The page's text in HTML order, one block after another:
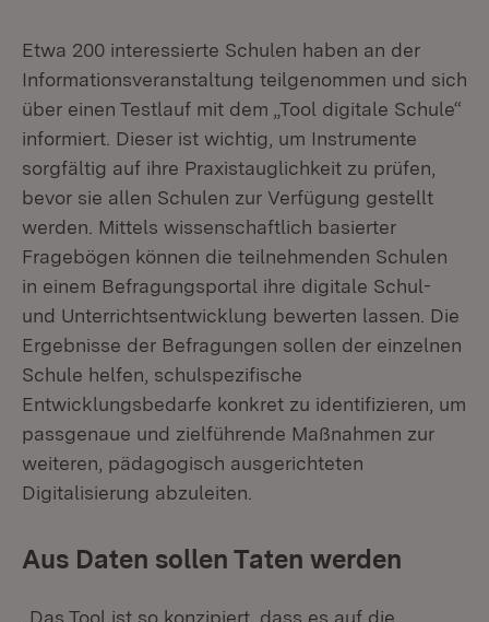
Etwa 200 interessierte Schulen haben an der
Informationsveranstaltung teilgenommen und sich
über einen Testlauf mit dem „Tool digitale Schule“
informiert. Dieser ist wichtig, um Instrumente
sorgfältig auf ihre Praxistauglichkeit zu prüfen,
bevor sie allen Schulen zur Verfügung gestellt
werden. Mittels wissenschaftlich basierter
Fragebögen können die teilnehmenden Schulen
in einem Befragungsportal ihre digitale Schul-
und Unterrichtsentwicklung bewerten lassen. Die
Ergebnisse der Befragungen sollen der einzelnen
Schule helfen, schulspezifische
Entwicklungsbedarfe konkret zu identifizieren, um
passgenaue und zielführende Maßnahmen zur
weiteren, pädagogisch ausgerichteten
Digitalisierung abzuleiten.
Aus Daten sollen Taten werden
„Das Tool ist so konzipiert, dass es auf die